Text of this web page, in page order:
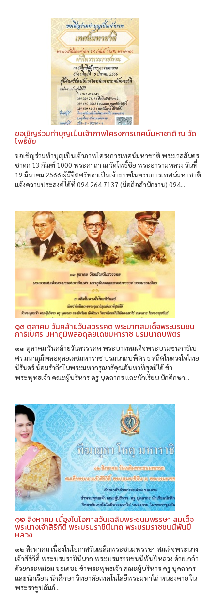
ขอเชิญร่วมทำบุญเป็นเจ้าภาพโครงการเทศน์มหาชาติ ณ วัด
โพธิ์ชัย
ขอเชิญร่วมทำบุญเป็นเจ้าภาพโครงการเทศน์มหาชาติ พระเวสสันดร
ชาดก 13 กัณฑ์ 1000 พระคาถา ณ วัดโพธิ์ชัย พระอารามหลวง วันที่
19 มีนาคม 2566 ผู้มีจิตศรัทธาเป็นเจ้าภาพในครบการเทศน์มหาชาติ
แจ้งความประสงค์ได้ที่ 094 264 7137 (มือถือสำนักงาน) 094...
๑๓ ตุลาคม วันคล้ายวันสวรรคต พระบาทสมเด็จพระบรมชน
กาธิเบศร มหาภูมิพลอดุลยเดชมหาราช บรมนาถบพิตร
๑๓ ตุลาคม วันคล้ายวันสวรรคต พระบาทสมเด็จพระบรมชนกาธิเบ
ศร มหาภูมิพลอดุลยเดชมหาราช บรมนาถบพิตร ธ สถิตในดวงใจไทย
นิรันดร์ น้อมรำลึกในพระมหากรุณาธิคุณอันหาที่สุดมิได้ ข้า
พระพุทธเจ้า คณะผู้บริหาร ครู บุคลากร และนักเรียน นักศึกษา...
๑๒ สิงหาคม เนื่องในโอกาสวันเฉลิมพระชนมพรรษา สมเด็จ
พระนางเจ้าสิริกิติ์ พระบรมราชินีนาถ พระบรมราชชนนีพันปี
หลวง
๑๒ สิงหาคม เนื่องในโอกาสวันเฉลิมพระชนมพรรษา สมเด็จพระนาง
เจ้าสิริกิติ์ พระบรมราชินีนาถ พระบรมราชชนนีพันปีหลวง ด้วยเกล้า
ด้วยกระหม่อม ขอเดชะ ข้าพระพุทธเจ้า คณะผู้บริหาร ครู บุคลากร
และนักเรียน นักศึกษา วิทยาลัยเทคโนโลยีพระมหาไถ่ หนองคาย ใน
พระราชูปถัมภ์...